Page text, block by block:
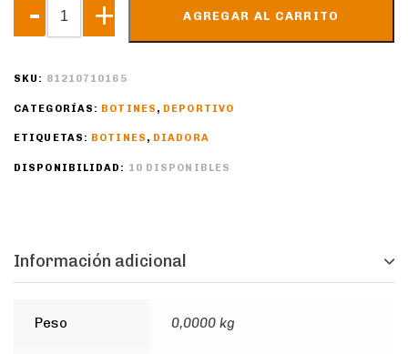
AGREGAR AL CARRITO
SKU: 81210710165
CATEGORÍAS: BOTINES , DEPORTIVO
ETIQUETAS: BOTINES , DIADORA
DISPONIBILIDAD: 10 DISPONIBLES
Información adicional
Peso 0,0000 kg